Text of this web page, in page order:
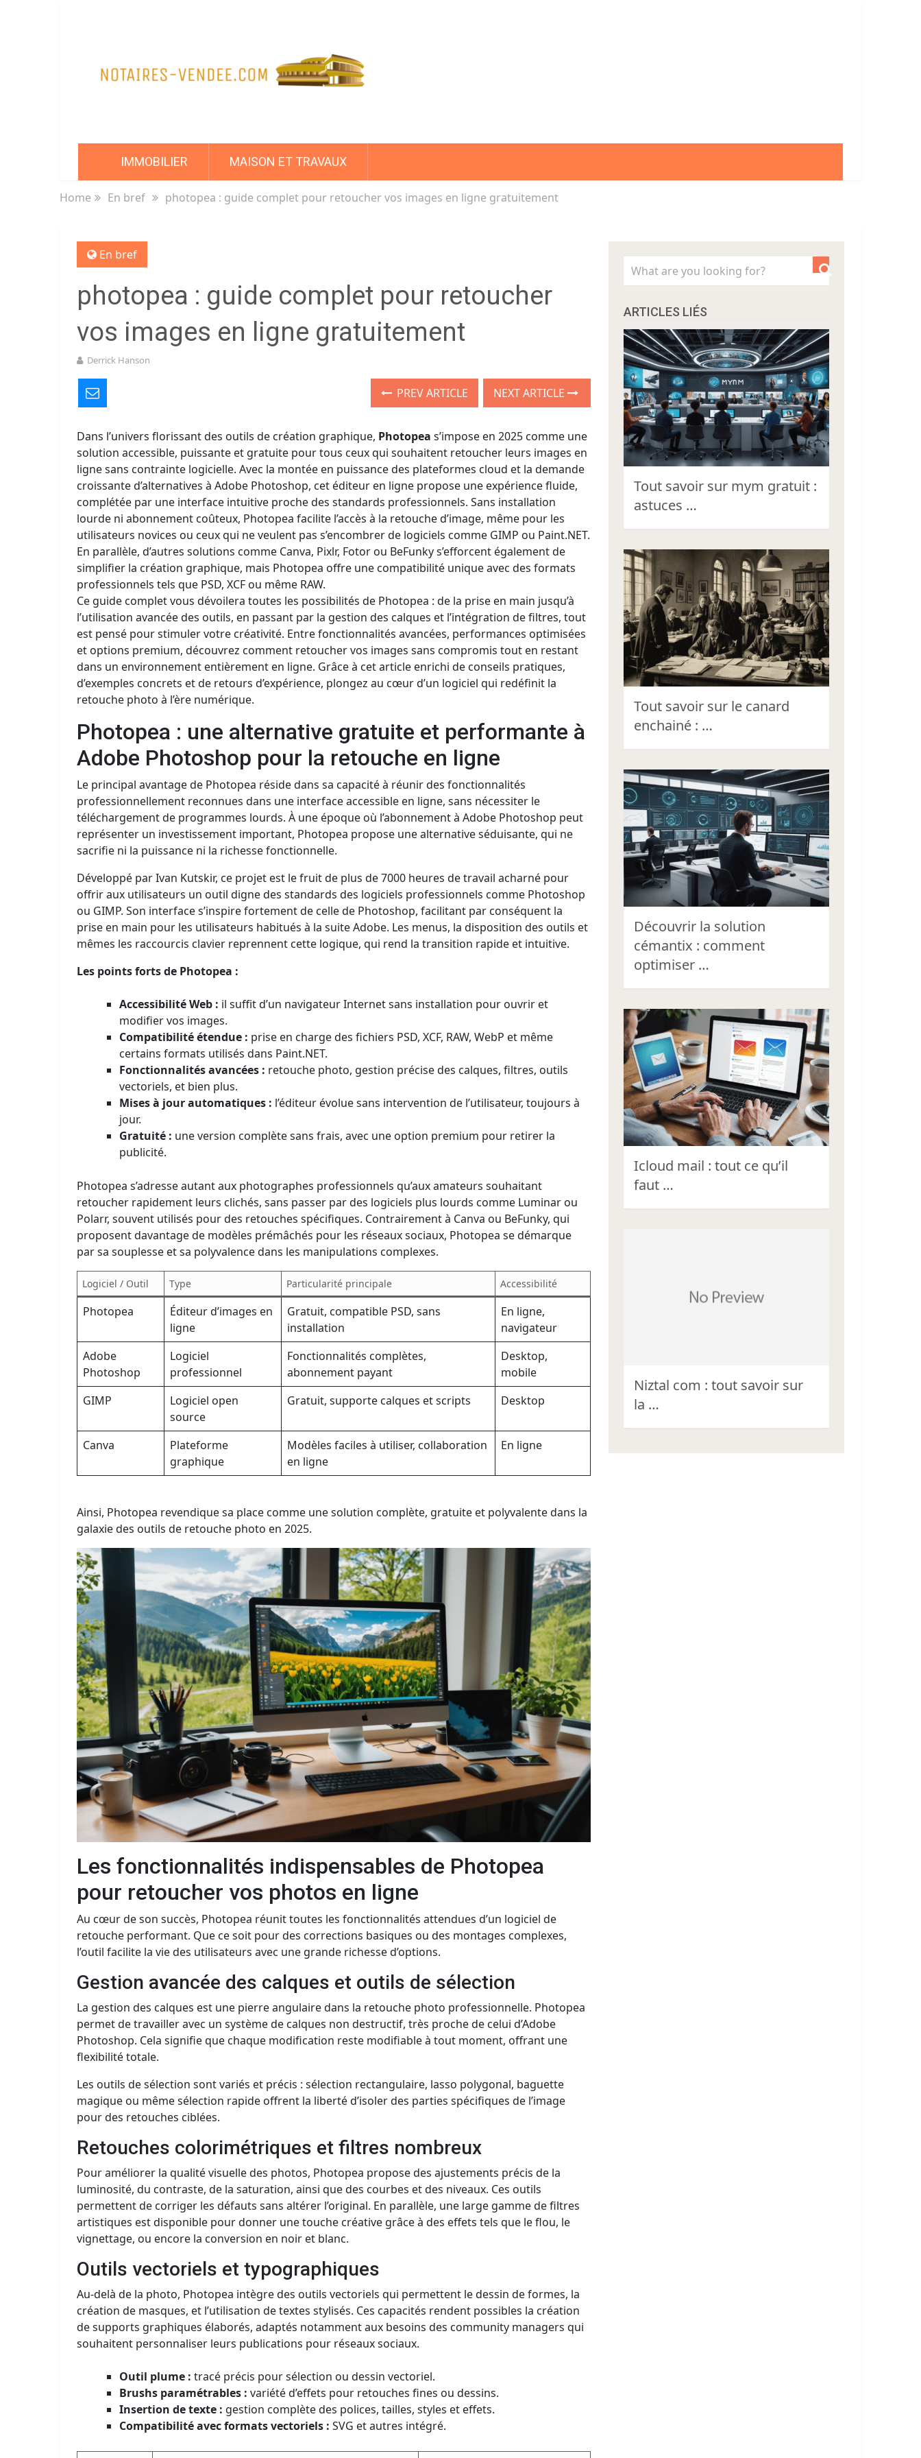
IMMOBILIER MAISON ET TRAVAUX
Home En bref photopea : guide complet pour retoucher vos images en ligne gratuitement
En bref
photopea : guide complet pour retoucher
vos images en ligne gratuitement
Derrick Hanson
PREV ARTICLE NEXT ARTICLE
Dans l’univers florissant des outils de création graphique, Photopea s’impose en 2025 comme une
solution accessible, puissante et gratuite pour tous ceux qui souhaitent retoucher leurs images en
ligne sans contrainte logicielle. Avec la montée en puissance des plateformes cloud et la demande
croissante d’alternatives à Adobe Photoshop, cet éditeur en ligne propose une expérience fluide,
complétée par une interface intuitive proche des standards professionnels. Sans installation
lourde ni abonnement coûteux, Photopea facilite l’accès à la retouche d’image, même pour les
utilisateurs novices ou ceux qui ne veulent pas s’encombrer de logiciels comme GIMP ou Paint.NET.
En parallèle, d’autres solutions comme Canva, Pixlr, Fotor ou BeFunky s’efforcent également de
simplifier la création graphique, mais Photopea offre une compatibilité unique avec des formats
professionnels tels que PSD, XCF ou même RAW.
Ce guide complet vous dévoilera toutes les possibilités de Photopea : de la prise en main jusqu’à
l’utilisation avancée des outils, en passant par la gestion des calques et l’intégration de filtres, tout
est pensé pour stimuler votre créativité. Entre fonctionnalités avancées, performances optimisées
et options premium, découvrez comment retoucher vos images sans compromis tout en restant
dans un environnement entièrement en ligne. Grâce à cet article enrichi de conseils pratiques,
d’exemples concrets et de retours d’expérience, plongez au cœur d’un logiciel qui redéfinit la
retouche photo à l’ère numérique.
Photopea : une alternative gratuite et performante à
Adobe Photoshop pour la retouche en ligne
Le principal avantage de Photopea réside dans sa capacité à réunir des fonctionnalités
professionnellement reconnues dans une interface accessible en ligne, sans nécessiter le
téléchargement de programmes lourds. À une époque où l’abonnement à Adobe Photoshop peut
représenter un investissement important, Photopea propose une alternative séduisante, qui ne
sacrifie ni la puissance ni la richesse fonctionnelle.
Développé par Ivan Kutskir, ce projet est le fruit de plus de 7000 heures de travail acharné pour
offrir aux utilisateurs un outil digne des standards des logiciels professionnels comme Photoshop
ou GIMP. Son interface s’inspire fortement de celle de Photoshop, facilitant par conséquent la
prise en main pour les utilisateurs habitués à la suite Adobe. Les menus, la disposition des outils et
mêmes les raccourcis clavier reprennent cette logique, qui rend la transition rapide et intuitive.
Les points forts de Photopea :
Accessibilité Web : il suffit d’un navigateur Internet sans installation pour ouvrir et
modifier vos images.
Compatibilité étendue : prise en charge des fichiers PSD, XCF, RAW, WebP et même
certains formats utilisés dans Paint.NET.
Fonctionnalités avancées : retouche photo, gestion précise des calques, filtres, outils
vectoriels, et bien plus.
Mises à jour automatiques : l’éditeur évolue sans intervention de l’utilisateur, toujours à
jour.
Gratuité : une version complète sans frais, avec une option premium pour retirer la
publicité.
Photopea s’adresse autant aux photographes professionnels qu’aux amateurs souhaitant
retoucher rapidement leurs clichés, sans passer par des logiciels plus lourds comme Luminar ou
Polarr, souvent utilisés pour des retouches spécifiques. Contrairement à Canva ou BeFunky, qui
proposent davantage de modèles prémâchés pour les réseaux sociaux, Photopea se démarque
par sa souplesse et sa polyvalence dans les manipulations complexes.
Logiciel / Outil Type Particularité principale Accessibilité
Photopea
Éditeur d’images en
ligne
Gratuit, compatible PSD, sans
installation
En ligne,
navigateur
Adobe
Photoshop
Logiciel
professionnel
Fonctionnalités complètes,
abonnement payant
Desktop,
mobile
GIMP
Logiciel open
source
Gratuit, supporte calques et scripts Desktop
Canva
Plateforme
graphique
Modèles faciles à utiliser, collaboration
en ligne
En ligne
Ainsi, Photopea revendique sa place comme une solution complète, gratuite et polyvalente dans la
galaxie des outils de retouche photo en 2025.
Les fonctionnalités indispensables de Photopea
pour retoucher vos photos en ligne
Au cœur de son succès, Photopea réunit toutes les fonctionnalités attendues d’un logiciel de
retouche performant. Que ce soit pour des corrections basiques ou des montages complexes,
l’outil facilite la vie des utilisateurs avec une grande richesse d’options.
Gestion avancée des calques et outils de sélection
La gestion des calques est une pierre angulaire dans la retouche photo professionnelle. Photopea
permet de travailler avec un système de calques non destructif, très proche de celui d’Adobe
Photoshop. Cela signifie que chaque modification reste modifiable à tout moment, offrant une
flexibilité totale.
Les outils de sélection sont variés et précis : sélection rectangulaire, lasso polygonal, baguette
magique ou même sélection rapide offrent la liberté d’isoler des parties spécifiques de l’image
pour des retouches ciblées.
Retouches colorimétriques et filtres nombreux
Pour améliorer la qualité visuelle des photos, Photopea propose des ajustements précis de la
luminosité, du contraste, de la saturation, ainsi que des courbes et des niveaux. Ces outils
permettent de corriger les défauts sans altérer l’original. En parallèle, une large gamme de filtres
artistiques est disponible pour donner une touche créative grâce à des effets tels que le flou, le
vignettage, ou encore la conversion en noir et blanc.
Outils vectoriels et typographiques
Au-delà de la photo, Photopea intègre des outils vectoriels qui permettent le dessin de formes, la
création de masques, et l’utilisation de textes stylisés. Ces capacités rendent possibles la création
de supports graphiques élaborés, adaptés notamment aux besoins des community managers qui
souhaitent personnaliser leurs publications pour réseaux sociaux.
Outil plume : tracé précis pour sélection ou dessin vectoriel.
Brushs paramétrables : variété d’effets pour retouches fines ou dessins.
Insertion de texte : gestion complète des polices, tailles, styles et effets.
Compatibilité avec formats vectoriels : SVG et autres intégré.
ARTICLES LIÉS
Tout savoir sur mym gratuit :
astuces …
Tout savoir sur le canard
enchainé : …
Découvrir la solution
cémantix : comment
optimiser …
Icloud mail : tout ce qu’il
faut …
Niztal com : tout savoir sur
la …